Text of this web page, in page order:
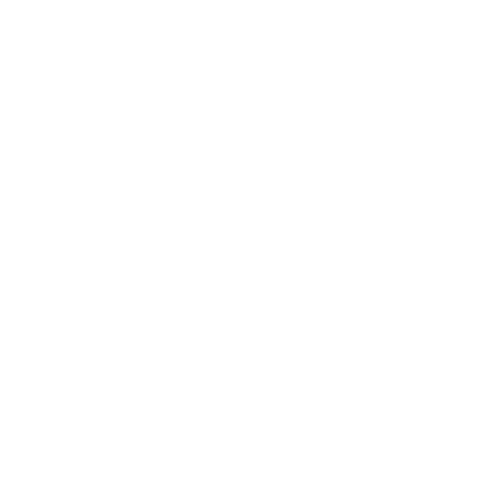
dans votre fil d’actualité.